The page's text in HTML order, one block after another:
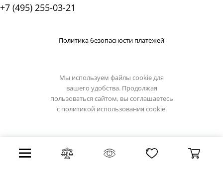
+7 (495) 255-03-21
Политика безопасности платежей
Мы используем файлы cookie для
вашего удобства. Продолжая
пользоваться сайтом, вы соглашаетесь
с политикой использования cookie.
Все права защищены 2026 г.
Интернет магазин artelamp.su